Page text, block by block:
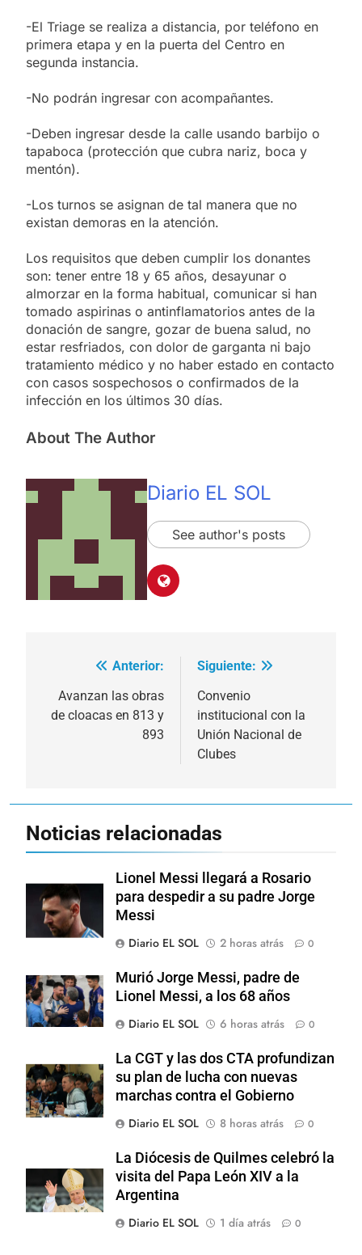
-El Triage se realiza a distancia, por teléfono en
primera etapa y en la puerta del Centro en
segunda instancia.
-No podrán ingresar con acompañantes.
-Deben ingresar desde la calle usando barbijo o
tapaboca (protección que cubra nariz, boca y
mentón).
-Los turnos se asignan de tal manera que no
existan demoras en la atención.
Los requisitos que deben cumplir los donantes
son: tener entre 18 y 65 años, desayunar o
almorzar en la forma habitual, comunicar si han
tomado aspirinas o antinflamatorios antes de la
donación de sangre, gozar de buena salud, no
estar resfriados, con dolor de garganta ni bajo
tratamiento médico y no haber estado en contacto
con casos sospechosos o confirmados de la
infección en los últimos 30 días.
About The Author
Diario EL SOL
See author's posts
Navegación
de
Anterior:
Avanzan las obras
de cloacas en 813 y
893
Siguiente:
Convenio
institucional con la
Unión Nacional de
Clubes
Noticias relacionadas
Lionel Messi llegará a Rosario
para despedir a su padre Jorge
Messi
Diario EL SOL
2 horas atrás 0
Murió Jorge Messi, padre de
Lionel Messi, a los 68 años
Diario EL SOL
6 horas atrás 0
La CGT y las dos CTA profundizan
su plan de lucha con nuevas
marchas contra el Gobierno
Diario EL SOL
8 horas atrás 0
La Diócesis de Quilmes celebró la
visita del Papa León XIV a la
Argentina
Diario EL SOL
1 día atrás 0